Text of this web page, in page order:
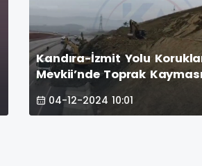
Kandıra-İzmit Yolu
Mevkii’nde Toprak Kayması
Meydana Geldi
04-12-2024 10:01